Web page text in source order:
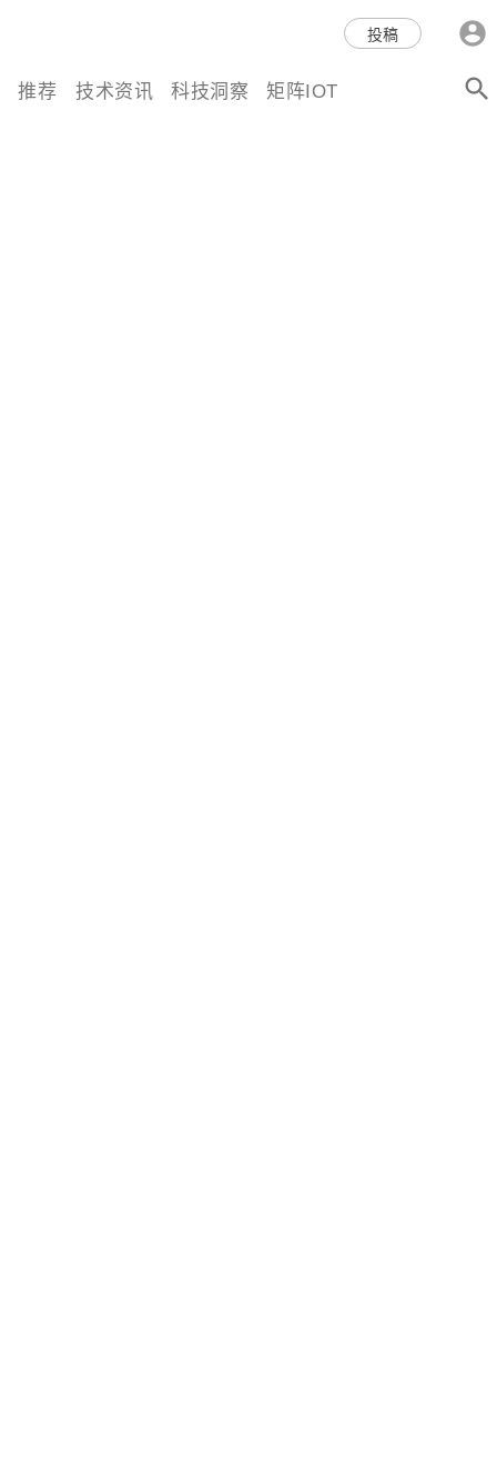
科技互联网,科技,资讯,动态,洞
察,量子,计算,AI,人工智能,机器
投稿
推荐 技术资讯 科技洞察 矩阵IOT